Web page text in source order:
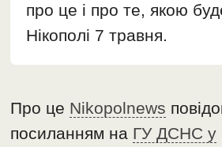
про це і про те, якою
Нікополі 7 травня.
Про це Nikopolnews
посиланням на ГУ ДСНС у